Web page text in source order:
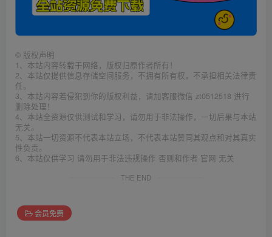
© 版权声明
1、本站内容转载于网络，版权归原作者所有！
2、本站仅提供信息存储空间服务，不拥有所有权，不承担相关法律责
任。
3、本站内容若侵犯到你的版权利益，请加客服微信 zt0512518 进行
删除处理！
4、本站全资源仅供测试和学习，请勿用于非法操作，一切后果与本站
无关。
5、本站一切资源不代表本站立场，不代表本站赞同其观点和对其真实
性负责。
6、本站仅供学习 请勿用于非法违规操作 否则和作者 官网 无关
THE END
会员免费